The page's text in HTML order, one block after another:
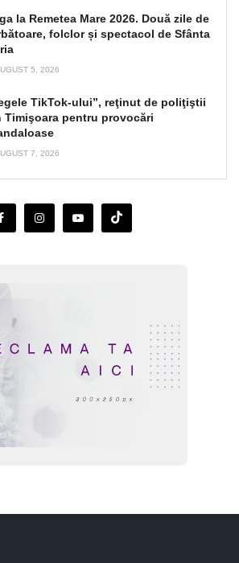
la Remetea Mare 2026. Două zile de
folclor și spectacol de Sfânta
5, 2026
TikTok-ului”, reţinut de poliţiştii
Timişoara pentru provocări
7, 2026